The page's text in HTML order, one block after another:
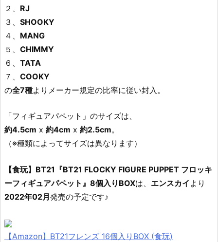
２、 RJ
３、 SHOOKY
４、 MANG
５、 CHIMMY
６、 TATA
７、 COOKY
の全7種よりメーカー規定の比率に従い封入。
「フィギュアパペット」のサイズは、
約4.5cm x 約4cm x 約2.5cm。
（※種類によってサイズは異なります）
【食玩】BT21『BT21 FLOCKY FIGURE PUPPET フロッキ
ーフィギュアパペット』8個入りBOXは、 エンスカイ より
2022年02月発売の予定です♪
【Amazon】BT21フレンズ 16個入りBOX (食玩)